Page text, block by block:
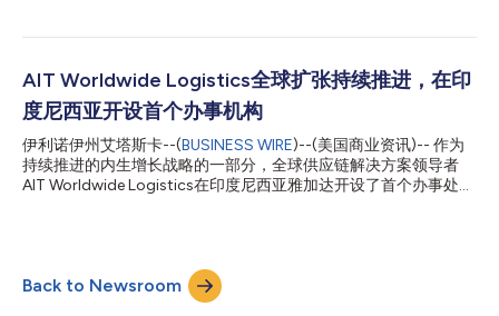
(“TJC”)五年成功合作的圆满收官。TJC和AIT核心高管团队成员将
局，收购了14家企业，总营收增长超过300%。 Greenbriar是总部
位于康涅狄格州格林威治的专业投资机构，专注于与行业领先企业
合作并助力其发展。与Greenbriar达成协议之际，正值AIT启动
2030年文化、财务和质量目标规划的初期阶段。Greenbriar的投
资和TJC的持续参与，将使AIT能够按照其长期战略中详述的方
式，通过自身发展和收购实现加速增长。 AIT董事长兼首席执行官
Vaughn Moore表示，本次交易是全球货运代理...
AIT Worldwide Logistics全球扩张持续推进，在印
度尼西亚开设首个办事机构
伊利诺伊州艾塔斯卡--(BUSINESS WIRE)--(美国商业资讯)-- 作为
持续推进的内生增长战略的一部分，全球供应链解决方案领导者
AIT Worldwide Logistics在印度尼西亚雅加达开设了首个办事处。
定制符合每位客户需求的海运、空运和陆运解决方案，重点关注该
地区蓬勃发展的工业、科技和电信行业。 Weigel表示：“随着我们
在亚洲持续扩张，雅加达对我们而言是关键市场。通过在印度尼西
Back to Newsroom